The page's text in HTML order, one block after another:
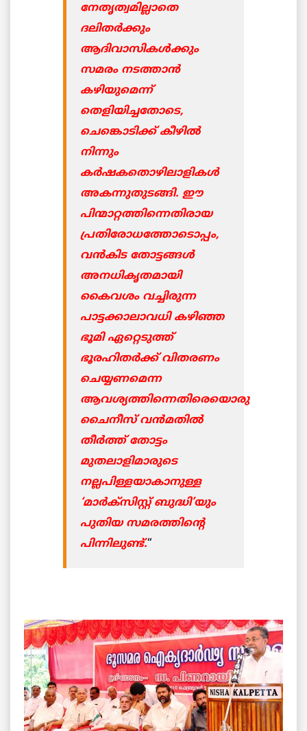
നേതൃത്വമില്ലാതെ
ദലിതര്‍ക്കും
ആദിവാസികള്‍ക്കും
സമരം നടത്താന്‍
കഴിയുമെന്ന്
തെളിയിച്ചതോടെ,
ചെങ്കൊടിക്ക് കീഴില്‍
നിന്നും
കര്‍ഷകതൊഴിലാളികള്‍
അകന്നുതുടങ്ങി. ഈ
പിന്മാറ്റത്തിന്നെതിരായ
പ്രതിരോധത്തോടൊപ്പം,
വന്‍കിട തോട്ടങ്ങള്‍
അനധികൃതമായി
കൈവശം വച്ചിരുന്ന
പാട്ടക്കാലാവധി കഴിഞ്ഞ
ഭൂമി ഏറ്റെടുത്ത്
ഭൂരഹിതര്‍ക്ക് വിതരണം
ചെയ്യണമെന്ന
ആവശ്യത്തിന്നെതിരെയൊരു
ചൈനീസ് വന്‍മതില്‍
തീര്‍ത്ത് തോട്ടം
മുതലാളിമാരുടെ
നല്ലപിള്ളയാകാനുള്ള
‘മാര്‍ക്സിസ്റ്റ് ബുദ്ധി’യും
പുതിയ സമരത്തിന്റെ
പിന്നിലുണ്ട്.“